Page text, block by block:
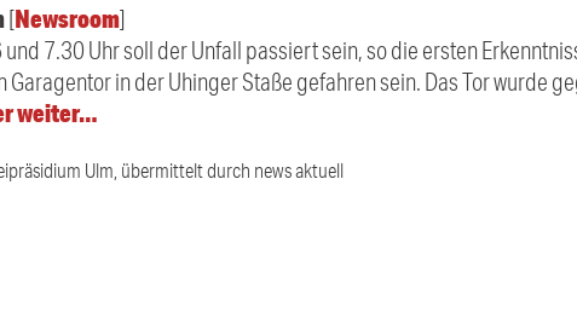
[Newsroom]
und 7.30 Uhr soll der Unfall passiert sein, so die ersten
Garagentor in der Uhinger Staße gefahren sein. Das Tor wurde
weiter…
Ulm, übermittelt durch news aktuell